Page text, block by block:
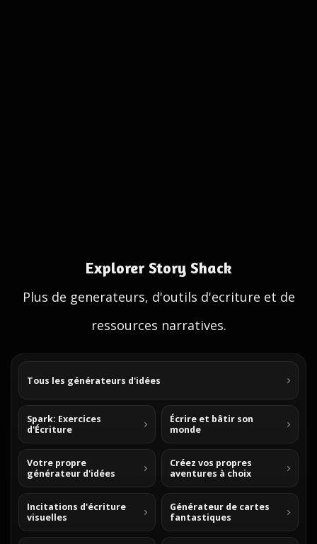
Explorer Story Shack
Plus de generateurs, d'outils d'ecriture et de
ressources narratives.
Tous les générateurs d'idées
Spark: Exercices
d'Écriture
Écrire et bâtir son
monde
Votre propre
générateur d'idées
Créez vos propres
aventures à choix
Incitations d'écriture
visuelles
Générateur de cartes
fantastiques